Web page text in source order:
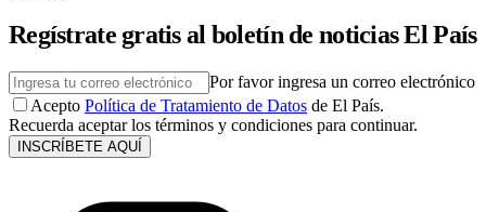
Regístrate gratis al boletín de noticias El País
Por favor ingresa un correo electrónico
Acepto Política de Tratamiento de Datos de El País.
Recuerda aceptar los términos y condiciones para continuar.
INSCRÍBETE AQUÍ